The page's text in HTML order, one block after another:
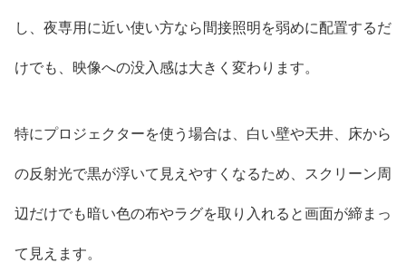
し、夜専用に近い使い方なら間接照明を弱めに配置するだ
けでも、映像への没入感は大きく変わります。
特にプロジェクターを使う場合は、白い壁や天井、床から
の反射光で黒が浮いて見えやすくなるため、スクリーン周
辺だけでも暗い色の布やラグを取り入れると画面が締まっ
て見えます。